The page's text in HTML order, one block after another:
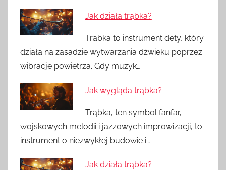
Jak działa trąbka?
Trąbka to instrument dęty, który
działa na zasadzie wytwarzania dźwięku poprzez
wibracje powietrza. Gdy muzyk…
Jak wygląda trąbka?
Trąbka, ten symbol fanfar,
wojskowych melodii i jazzowych improwizacji, to
instrument o niezwykłej budowie i…
Jak działa trąbka?